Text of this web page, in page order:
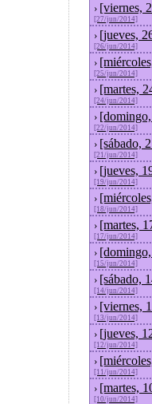
› [viernes,
[27/jun/2014]
› [jueves,
[26/jun/2014]
›
[25/jun/2014]
› [martes,
[24/jun/2014]
›
[22/jun/2014]
› [sábado,
[21/jun/2014]
› [jueves,
[19/jun/2014]
›
[18/jun/2014]
› [martes,
[17/jun/2014]
›
[15/jun/2014]
› [sábado,
[14/jun/2014]
› [viernes,
[13/jun/2014]
› [jueves,
[12/jun/2014]
›
[11/jun/2014]
› [martes,
[10/jun/2014]